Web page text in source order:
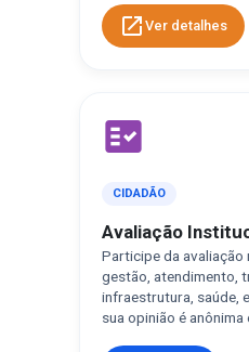
open_in_new Ver detalhes
fact_check
CIDADÃO
Avaliação
Participe da avaliação
gestão, atendimento,
infraestrutura, saúde,
sua opinião é anônima